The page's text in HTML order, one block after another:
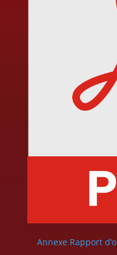
Annexe Rapport